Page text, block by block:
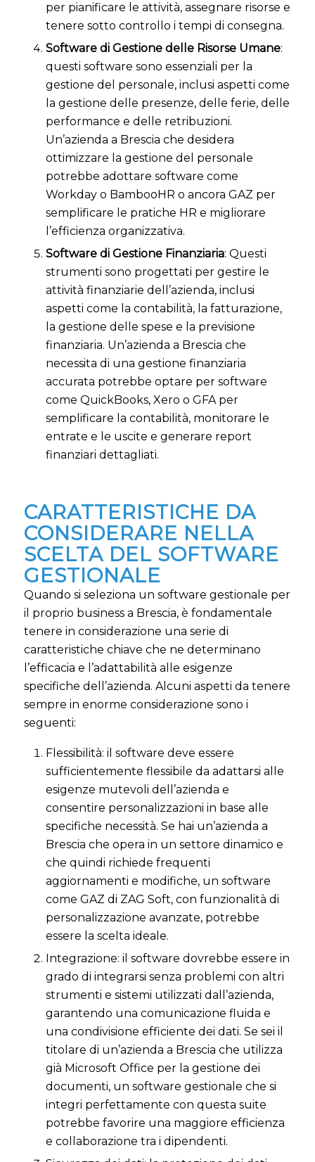
per pianificare le attività, assegnare risorse e
tenere sotto controllo i tempi di consegna.
Software di Gestione delle Risorse Umane:
questi software sono essenziali per la
gestione del personale, inclusi aspetti come
la gestione delle presenze, delle ferie, delle
performance e delle retribuzioni.
Un’azienda a Brescia che desidera
ottimizzare la gestione del personale
potrebbe adottare software come
Workday o BambooHR o ancora GAZ per
semplificare le pratiche HR e migliorare
l’efficienza organizzativa.
Software di Gestione Finanziaria: Questi
strumenti sono progettati per gestire le
attività finanziarie dell’azienda, inclusi
aspetti come la contabilità, la fatturazione,
la gestione delle spese e la previsione
finanziaria. Un’azienda a Brescia che
necessita di una gestione finanziaria
accurata potrebbe optare per software
come QuickBooks, Xero o GFA per
semplificare la contabilità, monitorare le
entrate e le uscite e generare report
finanziari dettagliati.
CARATTERISTICHE DA
CONSIDERARE NELLA
SCELTA DEL SOFTWARE
GESTIONALE
Quando si seleziona un software gestionale per
il proprio business a Brescia, è fondamentale
tenere in considerazione una serie di
caratteristiche chiave che ne determinano
l’efficacia e l’adattabilità alle esigenze
specifiche dell’azienda. Alcuni aspetti da tenere
sempre in enorme considerazione sono i
seguenti:
Flessibilità: il software deve essere
sufficientemente flessibile da adattarsi alle
esigenze mutevoli dell’azienda e
consentire personalizzazioni in base alle
specifiche necessità. Se hai un’azienda a
Brescia che opera in un settore dinamico e
che quindi richiede frequenti
aggiornamenti e modifiche, un software
come GAZ di ZAG Soft, con funzionalità di
personalizzazione avanzate, potrebbe
essere la scelta ideale.
Integrazione: il software dovrebbe essere in
grado di integrarsi senza problemi con altri
strumenti e sistemi utilizzati dall’azienda,
garantendo una comunicazione fluida e
una condivisione efficiente dei dati. Se sei il
titolare di un’azienda a Brescia che utilizza
già Microsoft Office per la gestione dei
documenti, un software gestionale che si
integri perfettamente con questa suite
potrebbe favorire una maggiore efficienza
e collaborazione tra i dipendenti.